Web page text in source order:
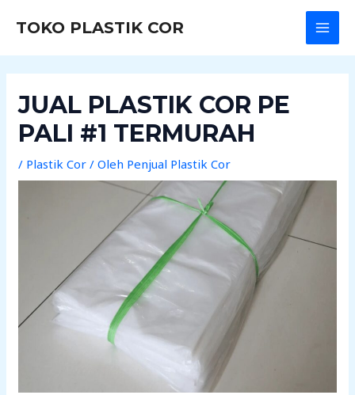
TOKO PLASTIK COR
JUAL PLASTIK COR PE
PALI #1 TERMURAH
/ Plastik Cor / Oleh Penjual Plastik Cor
navigation